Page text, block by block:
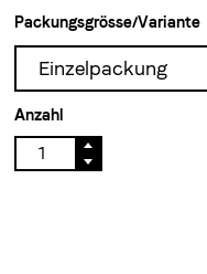
Packungsgrösse/Variante
Einzelpackung
Anzahl